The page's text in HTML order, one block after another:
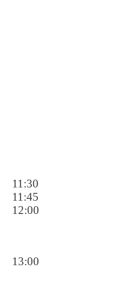
11:30
11:45
12:00
13:00